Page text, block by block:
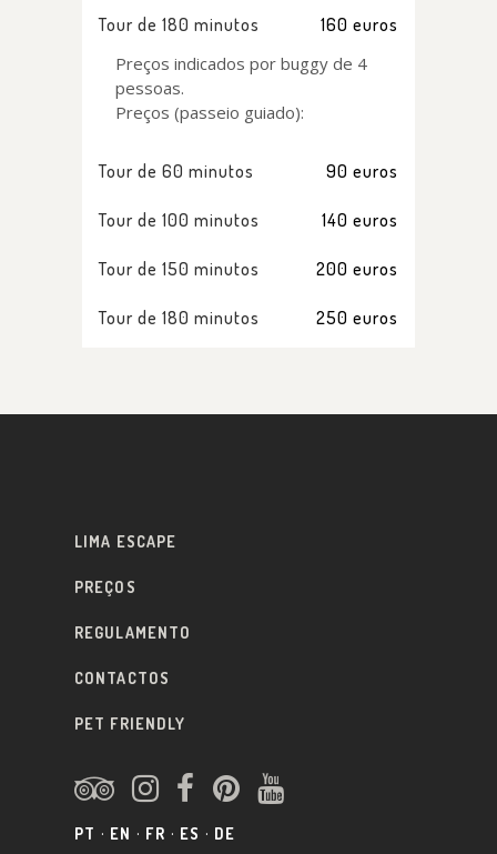
Tour de 180 minutos
160 euros
Preços indicados por buggy de 4
pessoas.
Preços (passeio guiado):
Tour de 60 minutos 90 euros
Tour de 100 minutos 140 euros
Tour de 150 minutos 200 euros
Tour de 180 minutos 250 euros
LIMA ESCAPE
PREÇOS
REGULAMENTO
CONTACTOS
PET FRIENDLY
PT EN FR ES DE